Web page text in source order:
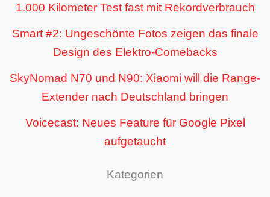
1.000 Kilometer Test fast mit Rekordverbrauch
Smart #2: Ungeschönte Fotos zeigen das finale
Design des Elektro-Comebacks
SkyNomad N70 und N90: Xiaomi will die Range-
Extender nach Deutschland bringen
Voicecast: Neues Feature für Google Pixel
aufgetaucht
Kategorien